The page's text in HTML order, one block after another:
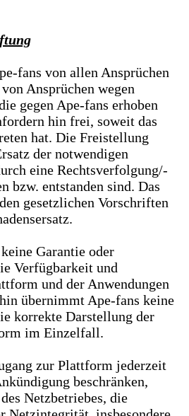
fans von allen Ansprüchen
Ansprüchen wegen
gegen Ape-fans erhoben
hin frei, soweit das
hat. Die Freistellung
der notwendigen
eine Rechtsverfolgung/-
bzw. entstanden sind. Das
gesetzlichen Vorschriften
Garantie oder
Verfügbarkeit und
und der Anwendungen
übernimmt Ape-fans keine
korrekte Darstellung der
im Einzelfall.
zur Plattform jederzeit
beschränken,
Netzbetriebes, die